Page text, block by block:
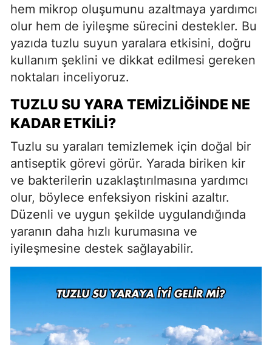
hem mikrop oluşumunu azaltmaya yardımcı
olur hem de iyileşme sürecini destekler. Bu
yazıda tuzlu suyun yaralara etkisini, doğru
kullanım şeklini ve dikkat edilmesi gereken
noktaları inceliyoruz.
TUZLU SU YARA TEMIZLIĞINDE NE
KADAR ETKILI?
Tuzlu su yaraları temizlemek için doğal bir
antiseptik görevi görür. Yarada biriken kir
ve bakterilerin uzaklaştırılmasına yardımcı
olur, böylece enfeksiyon riskini azaltır.
Düzenli ve uygun şekilde uygulandığında
yaranın daha hızlı kurumasına ve
iyileşmesine destek sağlayabilir.